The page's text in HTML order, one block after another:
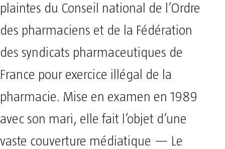
plaintes du Conseil national de l’Ordre
des pharmaciens et de la Fédération
des syndicats pharmaceutiques de
France pour exercice illégal de la
pharmacie. Mise en examen en 1989
avec son mari, elle fait l’objet d’une
vaste couverture médiatique — Le